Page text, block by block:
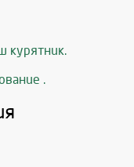
курятник.
.